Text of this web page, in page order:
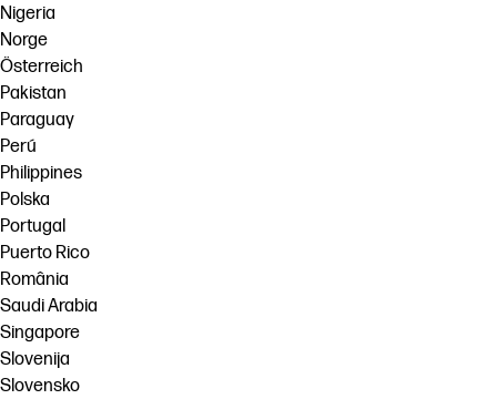
Nigeria
Norge
Österreich
Pakistan
Paraguay
Perú
Philippines
Polska
Portugal
Puerto Rico
România
Saudi Arabia
Singapore
Slovenija
Slovensko